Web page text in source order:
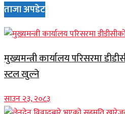
ताजा अपडेट
मुख्यमन्त्री कार्यालय परिसरमा
स्टल खुल्ने
साउन २३, २०८३